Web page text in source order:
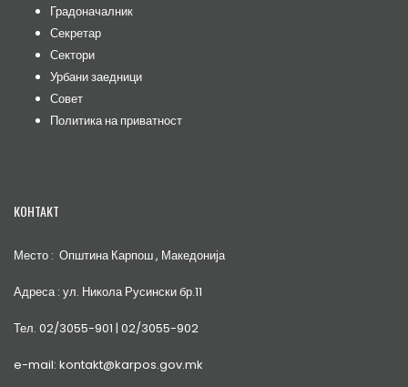
Градоначалник
Секретар
Сектори
Урбани заедници
Совет
Политика на приватност
КОНТАКТ
Место : Општина Карпош , Македонија
Адреса : ул. Никола Русински бр.11
Тел. 02/3055-901 | 02/3055-902
e-mail: kontakt@karpos.gov.mk